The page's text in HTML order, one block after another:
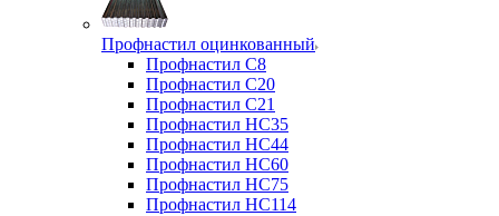
Профнастил оцинкованный
Профнастил С8
Профнастил С20
Профнастил С21
Профнастил НС35
Профнастил НС44
Профнастил НС60
Профнастил НС75
Профнастил НС114